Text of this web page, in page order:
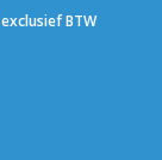
exclusief BTW